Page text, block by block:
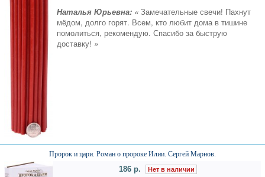
Наталья Юрьевна: « Замечательные свечи! Пахнут
мёдом, долго горят. Всем, кто любит дома в тишине
помолиться, рекомендую. Спасибо за быструю
доставку! »
Пророк и цари. Роман о пророке Илии. Сергей Марнов.
186 р. Нет в наличии